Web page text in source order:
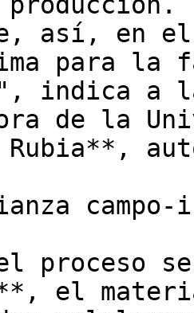
así, en el
para la
indica a
de la
Rubia**,
proceso
el